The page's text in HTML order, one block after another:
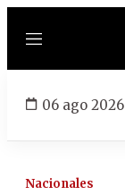
Menú
06 ago 2026
Nacionales